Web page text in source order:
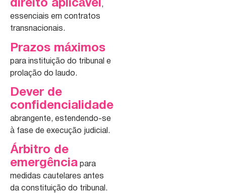
direito aplicável ,
essenciais em contratos
transnacionais.
Prazos máximos
para instituição do tribunal e
prolação do laudo.
Dever de
confidencialidade
abrangente, estendendo-se
à fase de execução judicial.
Árbitro de
emergência para
medidas cautelares antes
da constituição do tribunal.